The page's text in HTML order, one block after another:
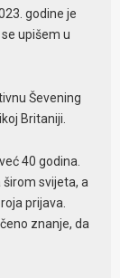
godine je
upišem u
Ševening
Britaniji.
40 godina.
svijeta, a
prijava.
znanje, da